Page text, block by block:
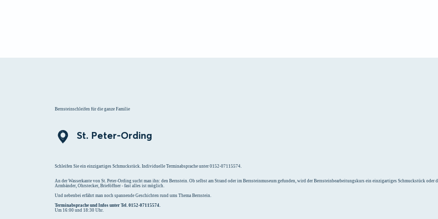
Bernsteinschleifen für die ganze Familie
St. Peter-Ording
Schleifen Sie ein einzigartiges Schmuckstück. Individuelle Terminabsprache unter 0152-07115574.
An der Wasserkante von St. Peter-Ording sucht man ihn: den Bernstein. Ob selbst am Strand oder im Bernsteinmuseum gefunden, wird der Bernsteinbearbeitungskurs ein einzigartiges Schmuckstück oder
Armbänder, Ohrstecker, Brieföffner - fast alles ist möglich.
Und nebenbei erfährt man noch spannende Geschichten rund ums Thema Bernstein.
Terminabsprache und Infos unter Tel. 0152-07115574.
Um 16:00 und 18:30 Uhr.